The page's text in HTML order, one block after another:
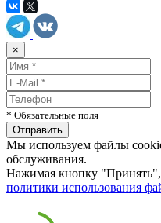
×
* Обязательные поля
Мы используем файлы
обслуживания.
Нажимая кнопку
политики использования